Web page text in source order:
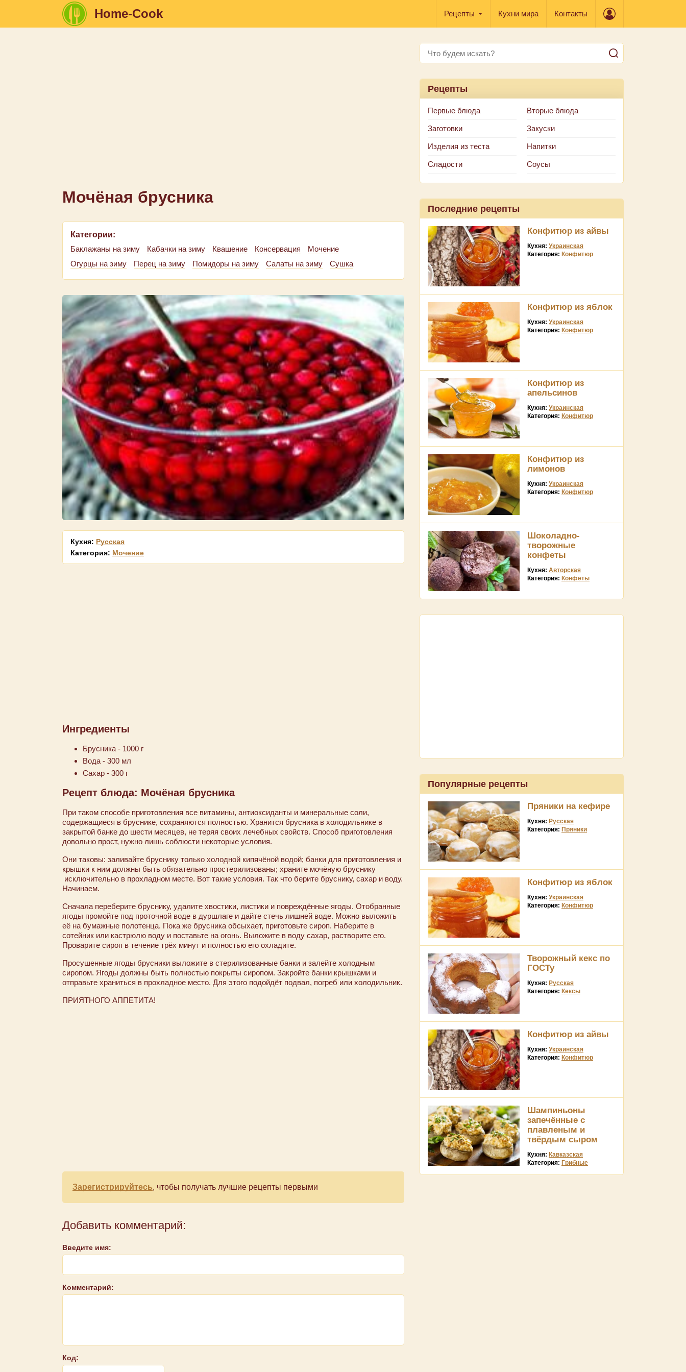
Home-Cook Рецепты Кухни мира Контакты
Мочёная брусника
Категории:
Баклажаны на зиму
Кабачки на зиму Квашение Консервация
Мочение
Огурцы на зиму
Перец на зиму Помидоры на зиму Салаты на зиму Сушка
Кухня: Русская
Категория: Мочение
Ингредиенты
Брусника - 1000 г
Вода - 300 мл
Сахар - 300 г
Рецепт блюда: Мочёная брусника
При таком способе приготовления все витамины, антиоксиданты и минеральные соли,
содержащиеся в бруснике, сохраняются полностью. Хранится брусника в холодильнике в
закрытой банке до шести месяцев, не теряя своих лечебных свойств. Способ приготовления
довольно прост, нужно лишь соблюсти некоторые условия.
Они таковы: заливайте бруснику только холодной кипячёной водой; банки для приготовления и
крышки к ним должны быть обязательно простерилизованы; храните мочёную бруснику
исключительно в прохладном месте. Вот такие условия. Так что берите бруснику, сахар и воду.
Начинаем.
Сначала переберите бруснику, удалите хвостики, листики и повреждённые ягоды. Отобранные
ягоды промойте под проточной воде в дуршлаге и дайте стечь лишней воде. Можно выложить
её на бумажные полотенца. Пока же брусника обсыхает, приготовьте сироп. Наберите в
сотейник или кастрюлю воду и поставьте на огонь. Выложите в воду сахар, растворите его.
Проварите сироп в течение трёх минут и полностью его охладите.
Просушенные ягоды брусники выложите в стерилизованные банки и залейте холодным
сиропом. Ягоды должны быть полностью покрыты сиропом. Закройте банки крышками и
отправьте храниться в прохладное место. Для этого подойдёт подвал, погреб или холодильник.
ПРИЯТНОГО АППЕТИТА!
Зарегистрируйтесь, чтобы получать лучшие рецепты первыми
Добавить комментарий:
Введите имя:
Комментарий:
Код:
Рецепты
Первые блюда Вторые блюда
Заготовки Закуски
Изделия из теста Напитки
Сладости Соусы
Последние рецепты
Конфитюр из айвы
Кухня: Украинская
Категория: Конфитюр
Конфитюр из яблок
Кухня: Украинская
Категория: Конфитюр
Конфитюр из
апельсинов
Кухня: Украинская
Категория: Конфитюр
Конфитюр из
лимонов
Кухня: Украинская
Категория: Конфитюр
Шоколадно-
творожные
конфеты
Кухня: Авторская
Категория: Конфеты
Популярные рецепты
Пряники на кефире
Кухня: Русская
Категория: Пряники
Конфитюр из яблок
Кухня: Украинская
Категория: Конфитюр
Творожный кекс по
ГОСТу
Кухня: Русская
Категория: Кексы
Конфитюр из айвы
Кухня: Украинская
Категория: Конфитюр
Шампиньоны
запечённые с
плавленым и
твёрдым сыром
Кухня: Кавказская
Категория: Грибные